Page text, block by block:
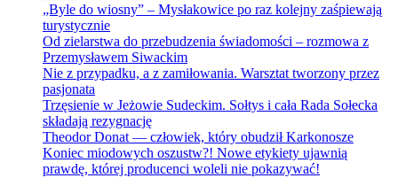
„Byle do wiosny” – Mysłakowice po raz kolejny zaśpiewają
turystycznie
Od zielarstwa do przebudzenia świadomości – rozmowa z
Przemysławem Siwackim
Nie z przypadku, a z zamiłowania. Warsztat tworzony przez
pasjonata
Trzęsienie w Jeżowie Sudeckim. Sołtys i cała Rada Sołecka
składają rezygnację
Theodor Donat — człowiek, który obudził Karkonosze
Koniec miodowych oszustw?! Nowe etykiety ujawnią
prawdę, której producenci woleli nie pokazywać!